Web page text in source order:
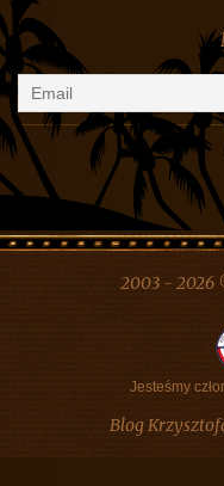
Ewa I Robert Motyka
2003 - 2026